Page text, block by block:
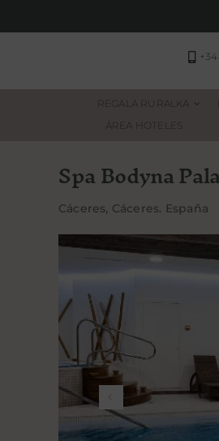
al
REGALA RURALKA
ÁREA HOTELES
Spa Bodyna
Cáceres, Cáceres. España